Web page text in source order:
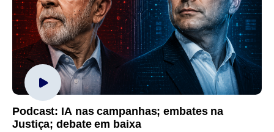
Podcast: IA nas campanhas; embates na
Justiça; debate em baixa